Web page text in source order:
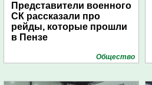
Представители военного
СК рассказали про
рейды, которые прошли
в Пензе
Общество